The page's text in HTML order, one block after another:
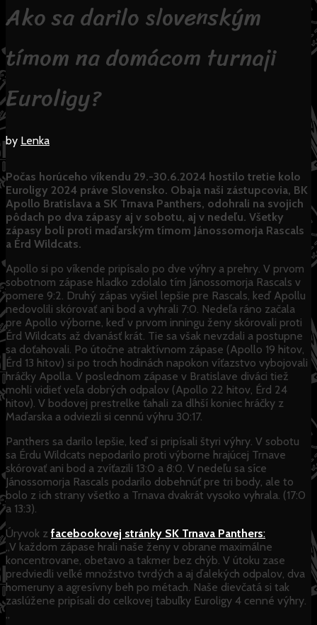
Ako sa darilo slovenským
tímom na domácom turnaji
Euroligy?
by Lenka
Počas horúceho víkendu 29.-30.6.2024 hostilo tretie kolo
Euroligy 2024 práve Slovensko. Obaja naši zástupcovia, BK
Apollo Bratislava a SK Trnava Panthers, odohrali na svojich
pôdach po dva zápasy aj v sobotu, aj v nedeľu. Všetky
zápasy boli proti maďarským tímom Jánossomorja Rascals
a Érd Wildcats.
Apollo si po víkende pripísalo po dve výhry a prehry. V prvom
sobotnom zápase hladko zdolalo tím Jánossomorja Rascals v
pomere 9:2. Druhý zápas vyšiel lepšie pre Rascals, keď Apollu
nedovolili skórovať ani bod a vyhrali 7:0. Nedeľa ráno začala
pre Apollo výborne, keď v prvom inningu ženy skórovali proti
Érd Wildcats až dvanásť krát. Tie sa však nevzdali a postupne
sa doťahovali. Po útočne atraktívnom zápase (Apollo 19 hitov,
Érd 13 hitov) si po troch hodinách napokon víťazstvo vybojovali
hráčky Apolla. V poslednom zápase v Bratislave diváci tiež
mohli vidieť veľa dobrých odpalov (Apollo 22 hitov, Érd 24
hitov). V bodovej prestrelke ťahali za dlhší koniec hráčky z
Maďarska a odviezli si cennú výhru 30:17.
Panthers sa darilo lepšie, keď si pripísali štyri výhry. V sobotu
sa Érdu Wildcats nepodarilo proti výborne hrajúcej Trnave
skórovať ani bod a zvíťazili 13:0 a 8:0. V nedeľu sa síce
Jánossomorja Rascals podarilo dobehnúť pre tri body, ale to
bolo z ich strany všetko a Trnava dvakrát vysoko vyhrala. (17:0
a 13:3).
Úryvok z facebookovej stránky SK Trnava Panthers:
„V každom zápase hrali naše ženy v obrane maximálne
koncentrovane, obetavo a takmer bez chýb. V útoku zase
predviedli veľké množstvo tvrdých a aj ďalekých odpalov, dva
homeruny a agresívny beh po métach. Naše dievčatá si tak
zaslúžene pripísali do celkovej tabuľky Euroligy 4 cenné výhry.
„